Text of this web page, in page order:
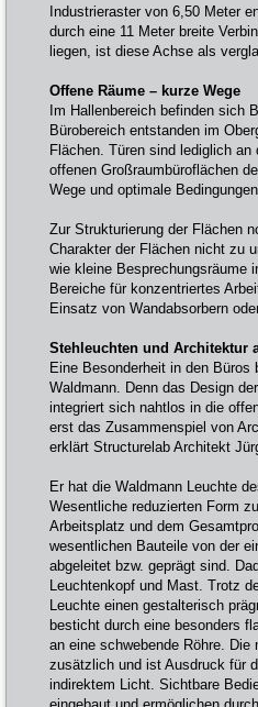
Industrieraster von 6,50 Meter
durch eine 11 Meter breite
liegen, ist diese Achse als
Offene Räume – kurze Wege
Im Hallenbereich befinden sich
Bürobereich entstanden im
Flächen. Türen sind lediglich
offenen Großraumbüroflächen
Wege und optimale
Zur Strukturierung der Flächen
Charakter der Flächen nicht zu
wie kleine Besprechungsräume
Bereiche für konzentriertes
Einsatz von Wandabsorbern
Stehleuchten und Architektur
Eine Besonderheit in den
Waldmann. Denn das Design
integriert sich nahtlos in die
erst das Zusammenspiel von
erklärt Structurelab Architekt
Er hat die Waldmann Leuchte
Wesentliche reduzierten Form
Arbeitsplatz und dem
wesentlichen Bauteile von der
abgeleitet bzw. geprägt sind.
Leuchtenkopf und Mast. Trotz
Leuchte einen gestalterisch
besticht durch eine besonders
an eine schwebende Röhre.
zusätzlich und ist Ausdruck für
indirektem Licht. Sichtbare